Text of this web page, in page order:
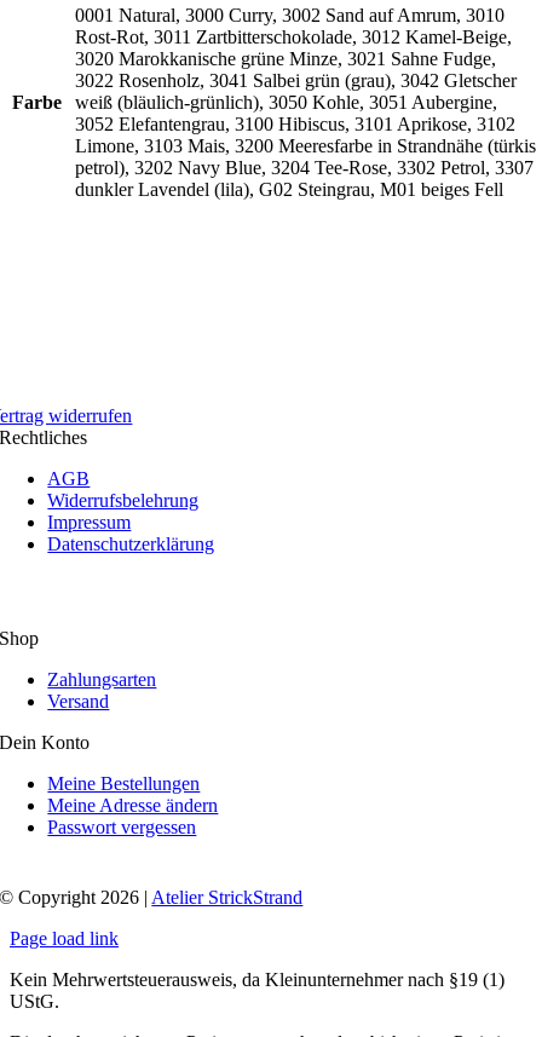
Farbe
0001 Natural, 3000 Curry, 3002 Sand auf Amrum, 3010
Rost-Rot, 3011 Zartbitterschokolade, 3012 Kamel-Beige,
3020 Marokkanische grüne Minze, 3021 Sahne Fudge,
3022 Rosenholz, 3041 Salbei grün (grau), 3042 Gletscher
weiß (bläulich-grünlich), 3050 Kohle, 3051 Aubergine,
3052 Elefantengrau, 3100 Hibiscus, 3101 Aprikose, 3102
Limone, 3103 Mais, 3200 Meeresfarbe in Strandnähe (türkis
petrol), 3202 Navy Blue, 3204 Tee-Rose, 3302 Petrol, 3307
dunkler Lavendel (lila), G02 Steingrau, M01 beiges Fell
widerrufen
Rechtliches
AGB
Widerrufsbelehrung
Impressum
Datenschutzerklärung
Shop
Zahlungsarten
Versand
Dein Konto
Meine Bestellungen
Meine Adresse ändern
Passwort vergessen
© Copyright 2026 | Atelier StrickStrand
Page load link
Kein Mehrwertsteuerausweis, da Kleinunternehmer nach §19 (1)
UStG.